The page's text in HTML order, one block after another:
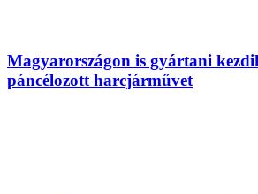
Magyarországon is gyártani
páncélozott harcjárművet